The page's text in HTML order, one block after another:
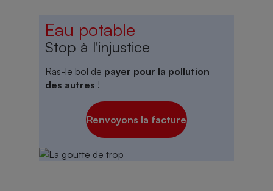
Eau potable
Stop à l'injustice
Ras-le bol de payer pour la pollution
des autres !
Renvoyons la facture